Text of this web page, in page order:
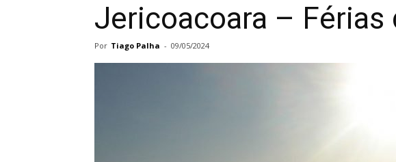
Jericoacoara – Férias
Por Tiago Palha - 09/05/2024